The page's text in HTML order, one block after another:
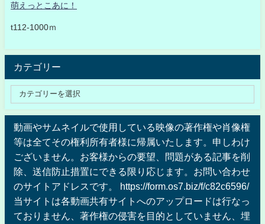
萌えっとこあに！
t112-1000ｍ
カテゴリー
動画やサムネイルで使用している映像の著作権や肖像権
等は全てその権利所有者様に帰属いたします。申しわけ
ございません。お客様からの要望、問題がある記事を削
除、送信防止措置にできる限り応じます。お問い合わせ
のサイトアドレスです。 https://form.os7.biz/f/c82c6596/
当サイトは各動画共有サイトへのアップロードは行なっ
ておりません、著作権の侵害を目的としていません、埋